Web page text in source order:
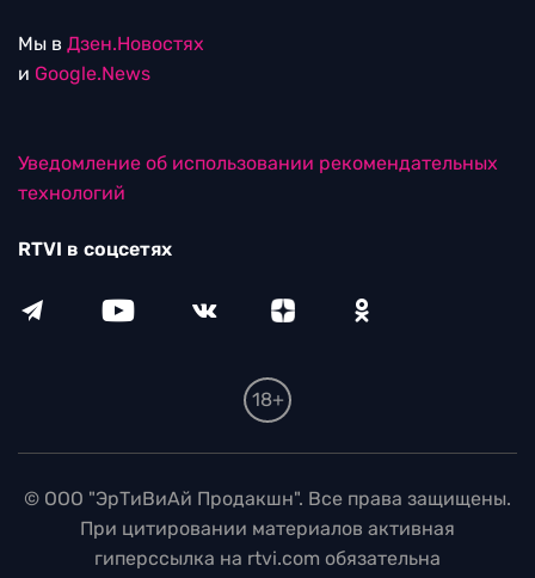
Мы в Дзен.Новостях
и Google.News
Уведомление об использовании рекомендательных
технологий
RTVI в соцсетях
18+
© ООО "ЭрТиВиАй Продакшн". Все права защищены.
При цитировании материалов активная
гиперссылка на rtvi.com обязательна